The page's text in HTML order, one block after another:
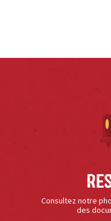
Consultez notre
des